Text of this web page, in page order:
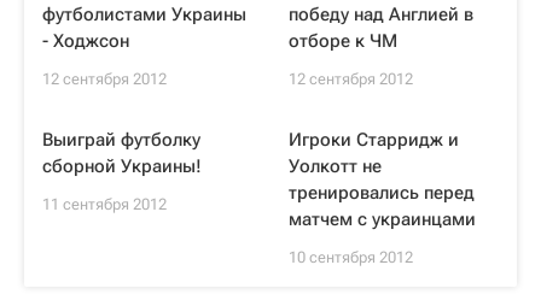
футболистами Украины
- Ходжсон
12 сентября 2012
победу над Англией в
отборе к ЧМ
12 сентября 2012
Выиграй футболку
сборной Украины!
11 сентября 2012
Игроки Старридж и
Уолкотт не
тренировались перед
матчем с украинцами
10 сентября 2012